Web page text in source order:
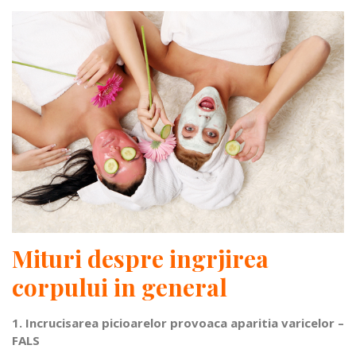
Mituri despre ingrjirea
corpului in general
1. Incrucisarea picioarelor provoaca aparitia varicelor –
FALS